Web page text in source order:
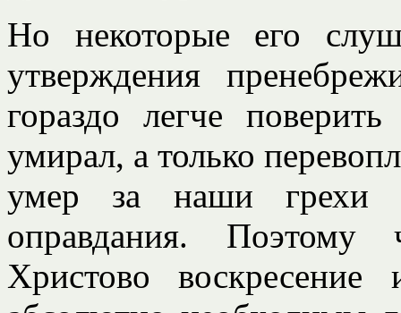
Но некоторые его
утверждения
гораздо легче
умирал, а только
умер за наши грехи
оправдания. Поэтому
Христово